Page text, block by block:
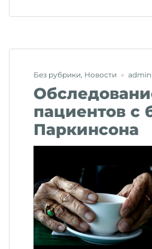
к
Без рубрики, Новости admin
пациентов с
Паркинсона